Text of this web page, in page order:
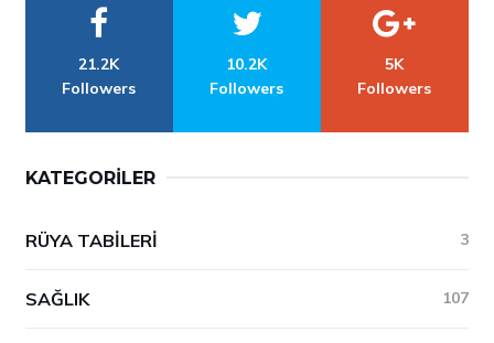
21.2K
Followers
10.2K
Followers
5K
Followers
KATEGORILER
RÜYA TABILERI 3
SAĞLIK 107